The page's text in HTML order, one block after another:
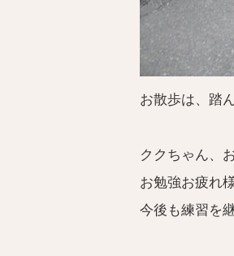
お散歩は、踏
ククちゃん、
お勉強お疲れ
今後も練習を